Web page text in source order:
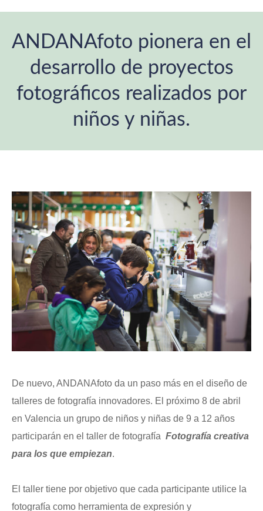
ANDANAfoto pionera en el
desarrollo de proyectos
fotográficos realizados por
niños y niñas.
De nuevo, ANDANAfoto da un paso más en el diseño de
talleres de fotografía innovadores. El próximo 8 de abril
en Valencia un grupo de niños y niñas de 9 a 12 años
participarán en el taller de fotografía Fotografía creativa
para los que empiezan.
El taller tiene por objetivo que cada participante utilice la
fotografía como herramienta de expresión y